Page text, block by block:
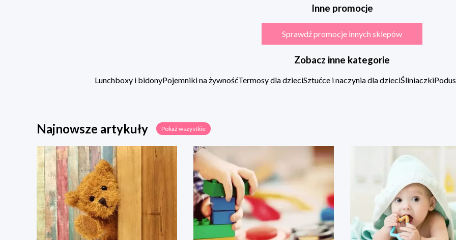
Inne promocje
Sprawdź promocje innych sklepów
Zobacz inne kategorie
Lunchboxy i bidonyPojemniki na żywnośćTermosy dla dzieciSztućce i naczynia dla dzieciŚliniaczki
Najnowsze artykuły Pokaż wszystkie